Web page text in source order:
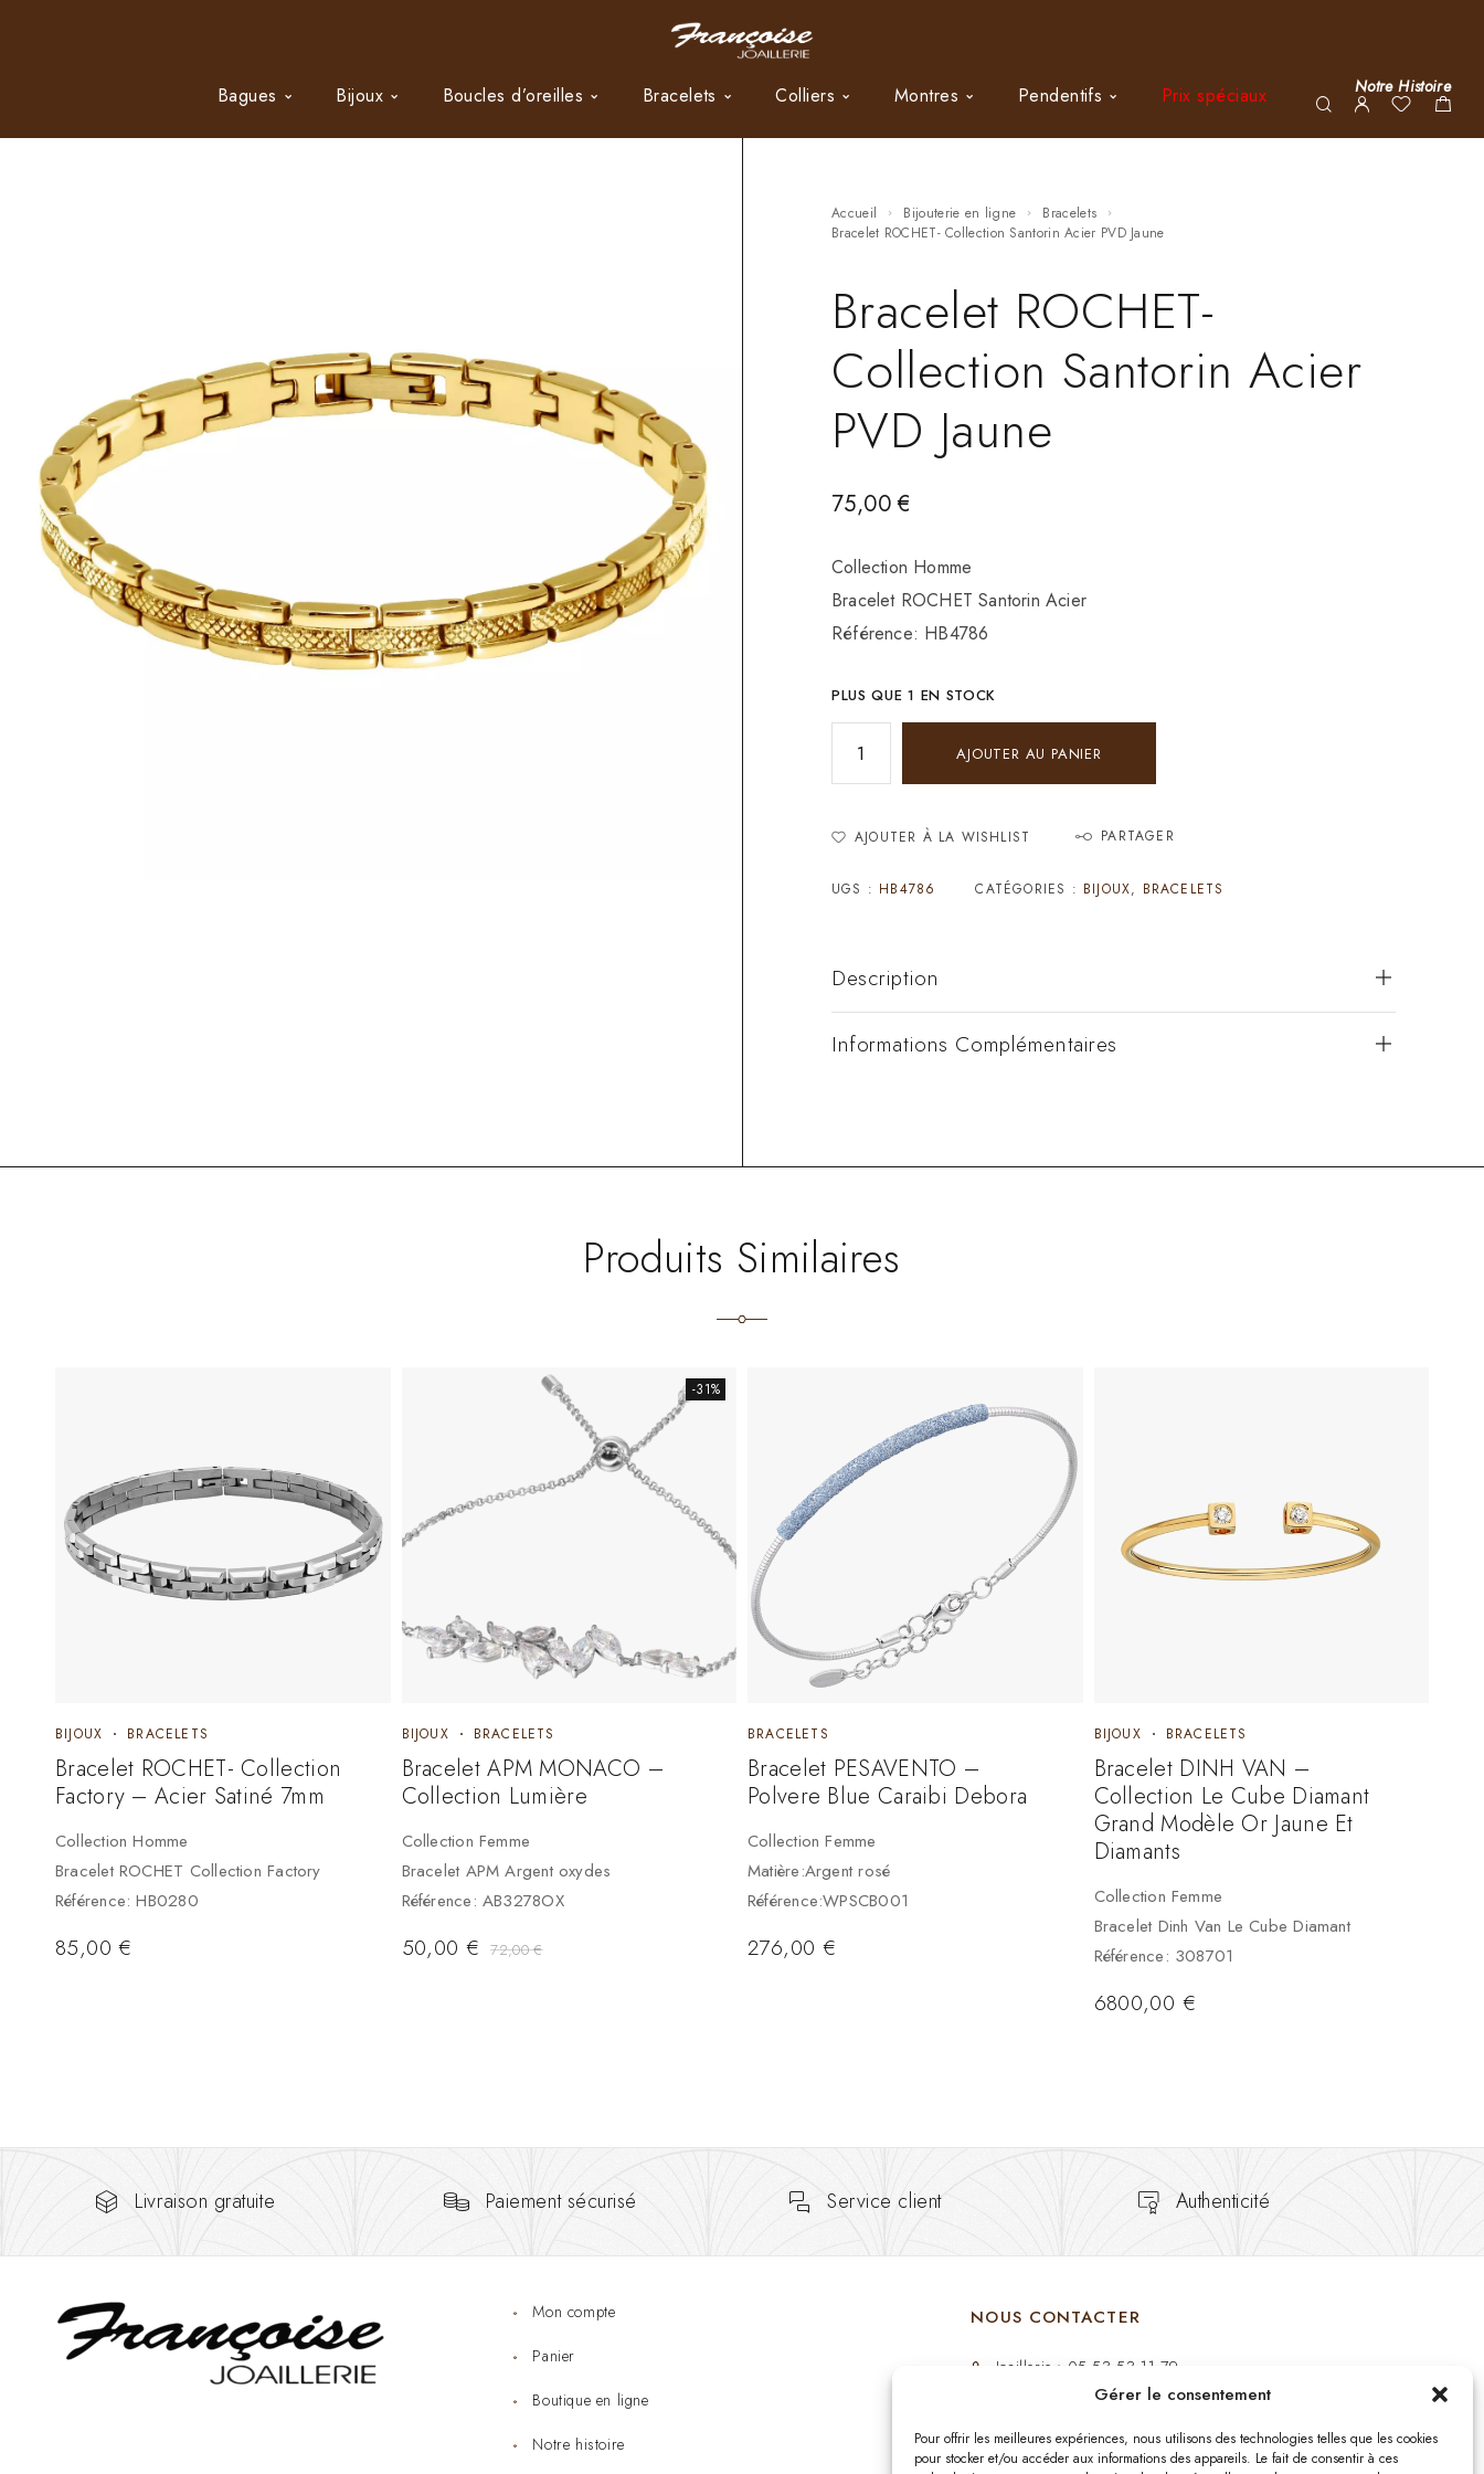
Gérer le consentement
Pour offrir les meilleures expériences, nous utilisons des technologies telles que les cookies
pour stocker et/ou accéder aux informations des appareils. Le fait de consentir à ces
Bagues Bijoux Boucles d’oreilles Bracelets Colliers Montres Pendentifs Prix spéciaux Notre Histoire
Accueil Bijouterie en ligne
Bracelets
Bracelet ROCHET- Collection Santorin Acier PVD Jaune
Bracelet ROCHET-
Collection Santorin Acier
PVD Jaune
75,00€
Collection Homme
Bracelet ROCHET Santorin Acier
Référence: HB4786
PLUS QUE 1 EN STOCK
AJOUTER AU PANIER
AJOUTER À LA WISHLIST PARTAGER
UGS : HB4786 CATÉGORIES : BIJOUX, BRACELETS
Description
Informations Complémentaires
Produits Similaires
BIJOUX BRACELETS
Bracelet ROCHET- Collection
Factory – Acier Satiné 7mm
Collection Homme
Bracelet ROCHET Collection Factory
Référence: HB0280
85,00€
-31%
BIJOUX BRACELETS
Bracelet APM MONACO –
Collection Lumière
Collection Femme
Bracelet APM Argent oxydes
Référence: AB3278OX
72,00€
50,00 €
BRACELETS
Bracelet PESAVENTO –
Polvere Blue Caraibi Debora
Collection Femme
Matière:Argent rosé
Référence:WPSCB001
276,00 €
BIJOUX BRACELETS
Bracelet DINH VAN –
Collection Le Cube Diamant
Grand Modèle Or Jaune Et
Diamants
Collection Femme
Bracelet Dinh Van Le Cube Diamant
Référence: 308701
6800,00 €
Livraison gratuite Paiement sécurisé Service client Authenticité
Mon compte
Panier
Boutique en ligne
Notre histoire
NOUS CONTACTER
Joaillerie : 05 53 53 11 79
Mardi au Samedi: 09:00 - 19:00